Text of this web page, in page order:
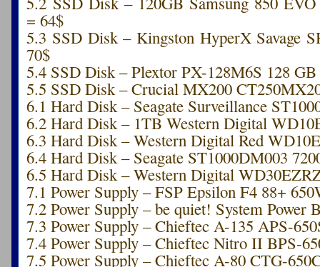
= 64$
5.3 SSD Disk – Kingston HyperX Savage
70$
5.4 SSD Disk – Plextor PX-128M6S 128
5.5 SSD Disk – Crucial MX200
6.1 Hard Disk – Seagate Surveillance
6.2 Hard Disk – 1TB Western Digital
6.3 Hard Disk – Western Digital Red
6.4 Hard Disk – Seagate ST1000DM003
6.5 Hard Disk – Western Digital
7.1 Power Supply – FSP Epsilon F4 88+
7.2 Power Supply – be quiet! System Power
7.3 Power Supply – Chieftec A-135 APS-
7.4 Power Supply – Chieftec Nitro II BPS-
7.5 Power Supply – Chieftec A-80 CTG-